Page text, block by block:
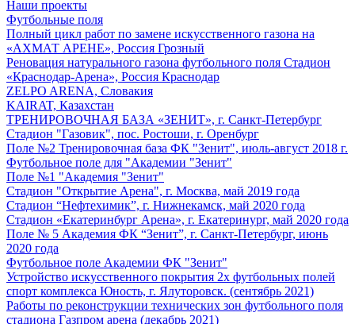
Наши проекты
Футбольные поля
Полный цикл работ по замене искусственного газона на
«АХМАТ АРЕНЕ», Россия Грозный
Реновация натурального газона футбольного поля Стадион
«Краснодар-Арена», Россия Краснодар
ZELPO ARENA, Словакия
KAIRAT, Казахстан
ТРЕНИРОВОЧНАЯ БАЗА «ЗЕНИТ», г. Санкт-Петербург
Стадион "Газовик", пос. Ростоши, г. Оренбург
Поле №2 Тренировочная база ФК "Зенит", июль-август 2018 г.
Футбольное поле для "Академии "Зенит"
Поле №1 "Академия "Зенит"
Стадион "Открытие Арена", г. Москва, май 2019 года
Стадион “Нефтехимик”, г. Нижнекамск, май 2020 года
Стадион «Екатеринбург Арена», г. Екатеринург, май 2020 года
Поле № 5 Академия ФК “Зенит”, г. Санкт-Петербург, июнь
2020 года
Футбольное поле Академии ФК "Зенит"
Устройство искусственного покрытия 2х футбольных полей
спорт комплекса Юность, г. Ялуторовск. (сентябрь 2021)
Работы по реконструкции технических зон футбольного поля
стадиона Газпром арена (декабрь 2021)